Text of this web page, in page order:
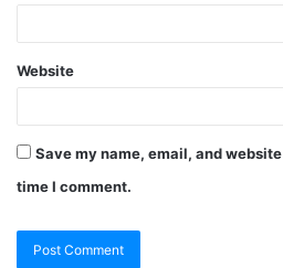
Website
Save my name, email, and
time I comment.